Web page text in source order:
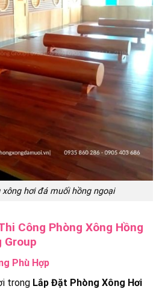
xông hơi đá muối hồng ngoại
Công Phòng Xông Hồng
Group
Phù Hợp
trong Lắp Đặt Phòng Xông Hơi